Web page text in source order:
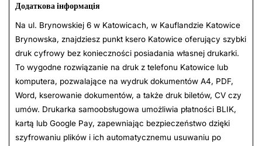
Додаткова інформація
Na ul. Brynowskiej 6 w Katowicach, w Kauflandzie Katowice
Brynowska, znajdziesz punkt ksero Katowice oferujący szybki
druk cyfrowy bez konieczności posiadania własnej drukarki.
To wygodne rozwiązanie na druk z telefonu Katowice lub
komputera, pozwalające na wydruk dokumentów A4, PDF,
Word, kserowanie dokumentów, a także druk biletów, CV czy
umów. Drukarka samoobsługowa umożliwia płatności BLIK,
kartą lub Google Pay, zapewniając bezpieczeństwo dzięki
szyfrowaniu plików i ich automatycznemu usuwaniu po